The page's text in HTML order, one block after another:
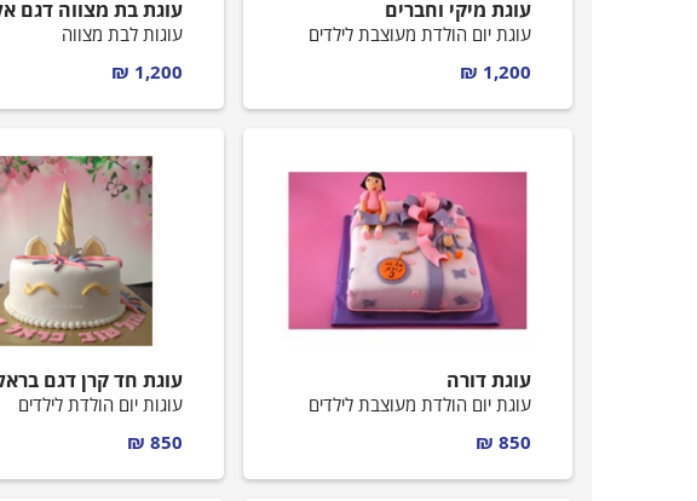
עוגות מספרים
עוגת מיקי וחברים
עוגת יום הולדת מעוצבת לילדים
1,200 ₪
עוגת בת מצווה דגם
עוגות לבת מצווה
1,200 ₪
עוגת דורה
עוגת יום הולדת מעוצבת לילדים
850 ₪
עוגת חד קרן דגם
עוגות יום הולדת לילדים
850 ₪